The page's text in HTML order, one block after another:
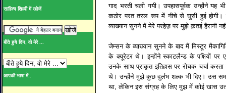
साहित्य शिल्पी में खोजें
बीते हुये दिन, वो मेरे ...
आपकी भाषा में..
गाद भरती चली गयी। उपहासपूर्वक उन्होंने
कठोर परत तरल रूप में नीचे से घुसी हुई
व्याख्यान सुनने में मेरे परहेज़ पर मुझे क़तई हैरानी
जेम्सन के व्याख्यान सुनने के बाद मैं मिस्टूर
के क्यूरेटर थे। इन्होंने स्काटलैन्ड के पक्षियों
उनके साथ प्राकृत इतिहास पर रोचक चर्चा
थे। उन्होंने मुझे कुछ दुर्लभ शल्क भी दिए। उस
था, लेकिन इस संग्रह के लिए मुझ में कोई खास